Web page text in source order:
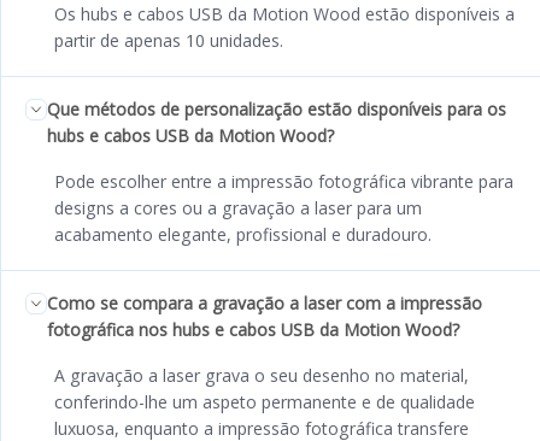
Os hubs e cabos USB da Motion Wood estão disponíveis a
partir de apenas 10 unidades.
Que métodos de personalização estão disponíveis para os
hubs e cabos USB da Motion Wood?
Pode escolher entre a impressão fotográfica vibrante para
designs a cores ou a gravação a laser para um
acabamento elegante, profissional e duradouro.
Como se compara a gravação a laser com a impressão
fotográfica nos hubs e cabos USB da Motion Wood?
A gravação a laser grava o seu desenho no material,
conferindo-lhe um aspeto permanente e de qualidade
luxuosa, enquanto a impressão fotográfica transfere